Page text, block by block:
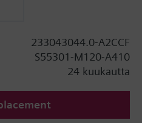
233043044.0-A2CCF
S55301-M120-A410
24 kuukautta